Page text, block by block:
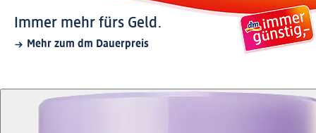
Immer mehr fürs Geld.
Mehr zum dm Dauerpreis